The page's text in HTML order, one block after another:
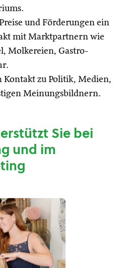
und Förderungen ein
mit Marktpartnern wie
Molkereien, Gastro-
Kontakt zu Politik, Medien,
Meinungsbildnern.
Sie bei
und im